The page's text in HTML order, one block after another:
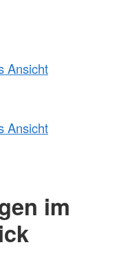
Ansicht
Ansicht
im